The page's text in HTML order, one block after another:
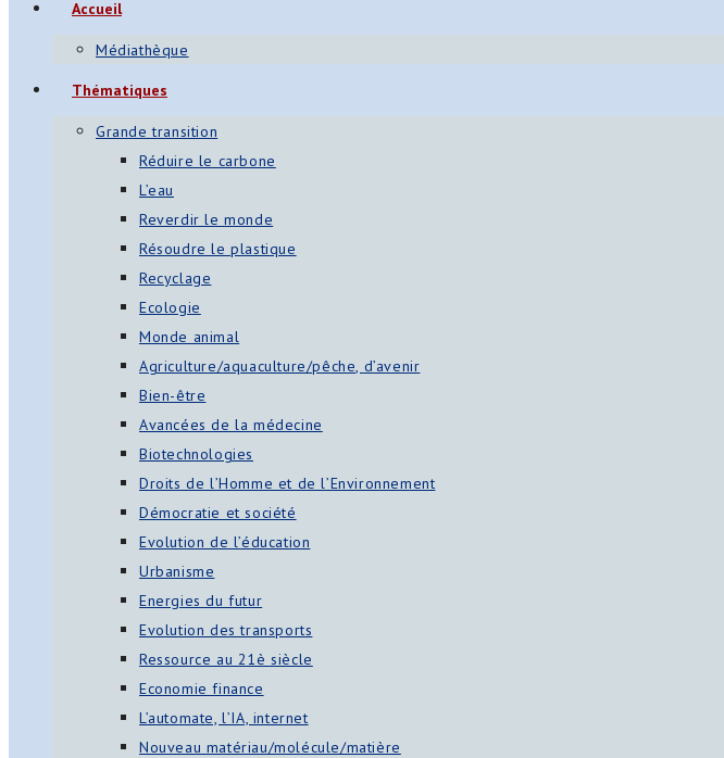
Accueil
Médiathèque
Thématiques
Grande transition
Réduire le carbone
L’eau
Reverdir le monde
Résoudre le plastique
Recyclage
Ecologie
Monde animal
Agriculture/aquaculture/pêche, d’avenir
Bien-être
Avancées de la médecine
Biotechnologies
Droits de l’Homme et de l’Environnement
Démocratie et société
Evolution de l’éducation
Urbanisme
Energies du futur
Evolution des transports
Ressource au 21è siècle
Economie finance
L’automate, l’IA, internet
Nouveau matériau/molécule/matière